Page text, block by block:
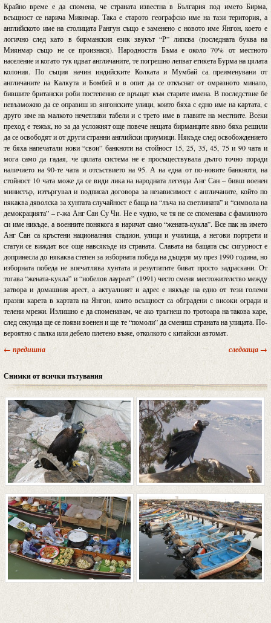
Крайно време е да спомена, че страната известна в България под името Бирма,
всъщност се нарича Миянмар. Така е старото географско име на тази територия, а
английското име на столицата Рангун също е заменено с новото име Янгон, което е
логично след като в бирманския език звукът “Р” липсва (последната буква на
Миянмар също не се произнася). Народността Бъма е около 70% от местното
население и когато тук идват англичаните, те погрешно лепват етикета Бурма на цялата
колония. По същия начин индийските Колката и Мумбай са преименувани от
англичаните на Калкута и Бомбей и в опит да се откъснат от омразното минало,
бившите британски роби постепенно се връщат към старите имена. В последствие бе
невъзможно да се оправиш из янгонските улици, които бяха с едно име на картата, с
друго име на малкото нечетливи табели и с трето име в главите на местните. Всеки
преход е тежък, но за да усложнят още повече нещата бирманците явно бяха решили
да се освободят и от други странни английски приумици. Някъде след освобождението
те бяха напечатали нови “свои” банкноти на стойност 15, 25, 35, 45, 75 и 90 чата и
мога само да гадая, че цялата система не е просъществувала дълго точно поради
наличието на 90-те чата и отсъствието на 95. А на една от по-новите банкноти, на
стойност 10 чата може да се види лика на народната легенда Анг Сан – бивш военен
министър, изтъргувал и подписал договора за независимост с англичаните, който по
някаква дяволска за хунтата случайност е баща на “лъча на светлината” и “символа на
демокрацията” – г-жа Анг Сан Су Чи. Не е чудно, че тя не се споменава с фамилното
си име никъде, а военните понякога я наричат само “жената-кукла”. Все пак на името
Анг Сан са кръстени националния стадион, улици и училища, а негови портрети и
статуи се виждат все още навсякъде из страната. Славата на бащата със сигурност е
допринесла до някаква степен за изборната победа на дъщеря му през 1990 година, но
изборната победа не впечатлява хунтата и резултатите биват просто задраскани. От
тогава “жената-кукла” и “нобелов лауреат” (1991) често сменя местожителство между
затвора и домашния арест, а актуалният и адрес е някъде на едно от тези големи
празни карета в картата на Янгон, които всъщност са обградени с високи огради и
телени мрежи. Излишно е да споменавам, че ако тръгнеш по тротоара на такова каре,
след секунда ще се появи военен и ще те “помоли” да смениш страната на улицата. По-
вероятно с палка или дебело плетено въже, отколкото с китайски автомат.
← предишна следваща →
Снимки от всички пътувания